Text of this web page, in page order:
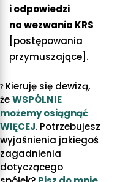
i odpowiedzi
na wezwania KRS
[postępowania
przymuszające].
? Kieruję się dewizą,
żeWSPÓLNIE
możemy osiągnąć
WIĘCEJ. Potrzebujesz
wyjaśnienia jakiegoś
zagadnienia
dotyczącego